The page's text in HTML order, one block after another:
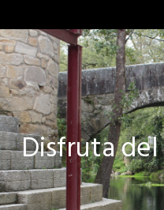
Productos
Sobre nosotros
Disfrutadel